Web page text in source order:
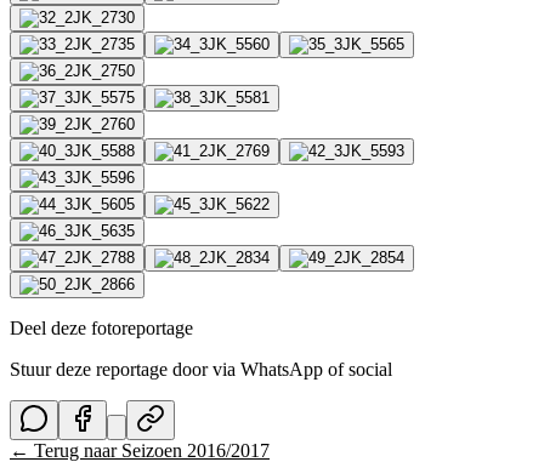
Deel deze fotoreportage
Stuur deze reportage door via WhatsApp of social
← Terug naar Seizoen 2016/2017